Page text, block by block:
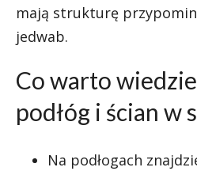
mają strukturę
jedwab.
Co warto
podłóg i ścian w
Na podłogach